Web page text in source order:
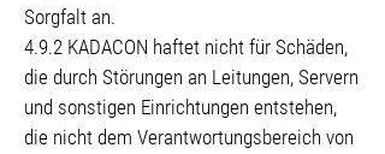
Sorgfalt an.
4.9.2 KADACON haftet nicht für Schäden,
die durch Störungen an Leitungen, Servern
und sonstigen Einrichtungen entstehen,
die nicht dem Verantwortungsbereich von